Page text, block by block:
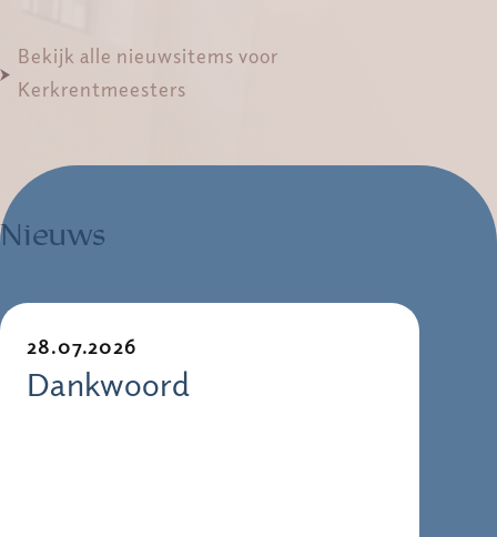
Bekijk alle nieuwsitems voor
Kerkrentmeesters
Nieuws
28.07.2026
Dankwoord